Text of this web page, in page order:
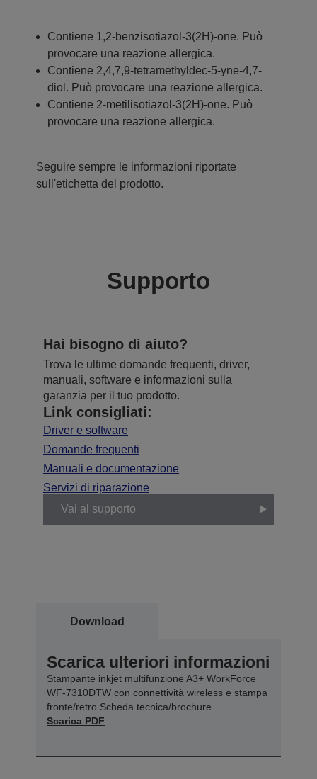
Contiene 1,2-benzisotiazol-3(2H)-one. Può
provocare una reazione allergica.
Contiene 2,4,7,9-tetramethyldec-5-yne-4,7-
diol. Può provocare una reazione allergica.
Contiene 2-metilisotiazol-3(2H)-one. Può
provocare una reazione allergica.
Seguire sempre le informazioni riportate
sull'etichetta del prodotto.
Supporto
Hai bisogno di aiuto?
Trova le ultime domande frequenti, driver,
manuali, software e informazioni sulla
garanzia per il tuo prodotto.
Link consigliati:
Driver e software
Domande frequenti
Manuali e documentazione
Servizi di riparazione
Vai al supporto
Download
Scarica ulteriori informazioni
Stampante inkjet multifunzione A3+ WorkForce
WF-7310DTW con connettività wireless e stampa
fronte/retro Scheda tecnica/brochure
Scarica PDF